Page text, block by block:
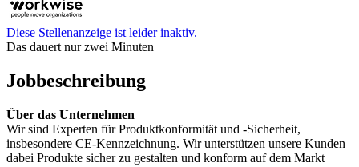
Diese Stellenanzeige ist leider inaktiv.
Das dauert nur zwei Minuten
Jobbeschreibung
Über das Unternehmen
Wir sind Experten für Produktkonformität und -Sicherheit,
insbesondere CE-Kennzeichnung. Wir unterstützen unsere Kunden
dabei Produkte sicher zu gestalten und konform auf dem Markt